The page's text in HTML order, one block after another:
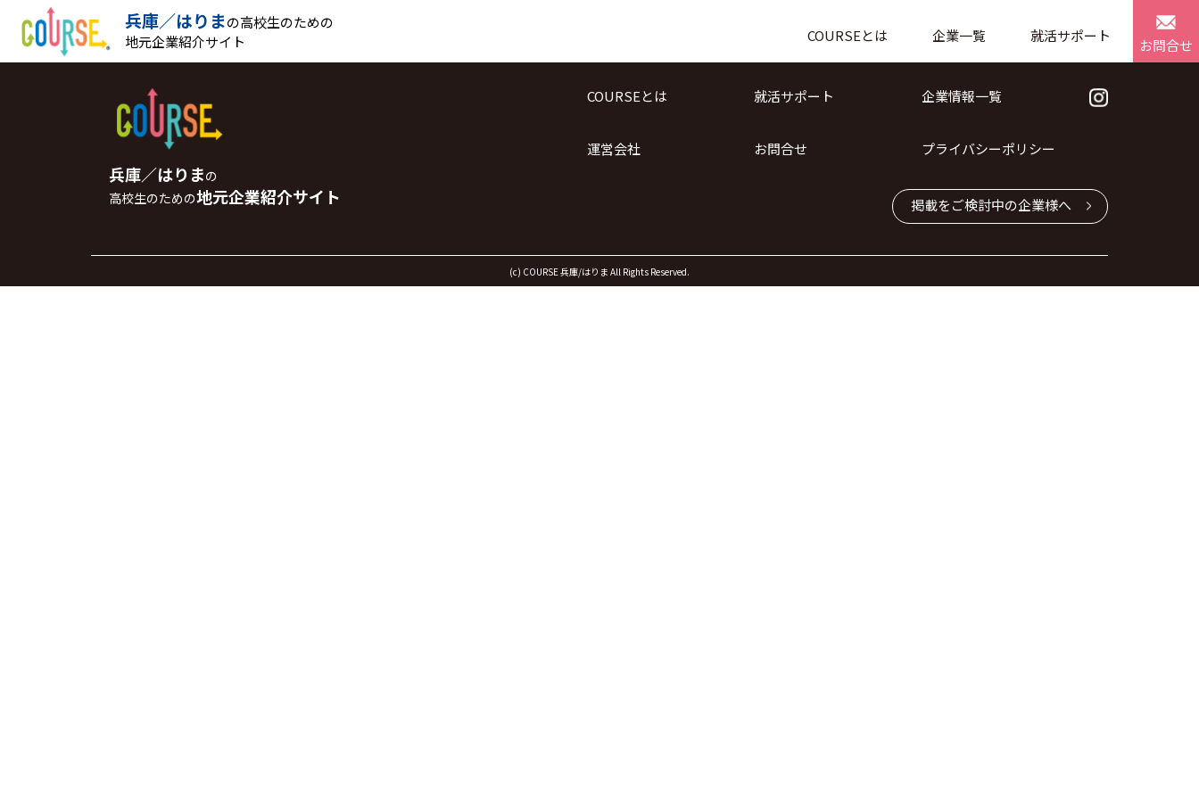
兵庫／はりまの高校生のための
地元企業紹介サイト
COURSEとは 企業一覧 就活サポート
お問合せ
兵庫／はりまの
高校生のための地元企業紹介サイト
COURSEとは 就活サポート 企業情報一覧
運営会社 お問合せ プライバシーポリシー
掲載をご検討中の企業様へ
(c) COURSE 兵庫/はりま All Rights Reserved.